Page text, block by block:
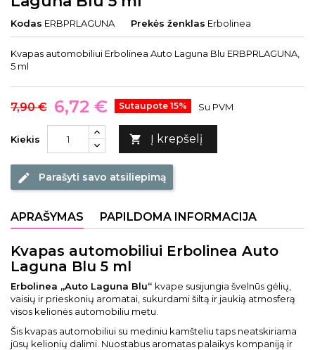
Kodas ERBPRLAGUNA Prekės ženklas Erbolinea
Kvapas automobiliui Erbolinea Auto Laguna Blu ERBPRLAGUNA,
5 ml
7,90 € 6,72 € Sutaupote 15% Su PVM
Kiekis  Į krepšelį
edit Parašyti savo atsiliepimą
APRAŠYMAS PAPILDOMA INFORMACIJA
Kvapas automobiliui Erbolinea Auto
Laguna Blu 5 ml
Erbolinea „Auto Laguna Blu“ kvape susijungia švelnūs gėlių,
vaisių ir prieskonių aromatai, sukurdami šiltą ir jaukią atmosferą
visos kelionės automobiliu metu.
Šis kvapas automobiliui su mediniu kamšteliu taps neatskiriama
jūsų kelionių dalimi. Nuostabus aromatas palaikys kompaniją ir